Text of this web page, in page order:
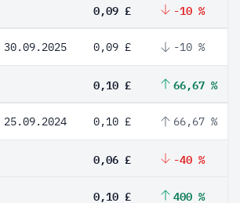
0,09 £ -10 %
30.09.2025 0,09 £ -10 %
0,10 £ 66,67 %
25.09.2024 0,10 £ 66,67 %
0,06 £ -40 %
0,10 £ 400 %